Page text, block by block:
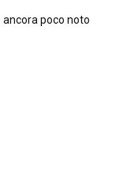
poco noto